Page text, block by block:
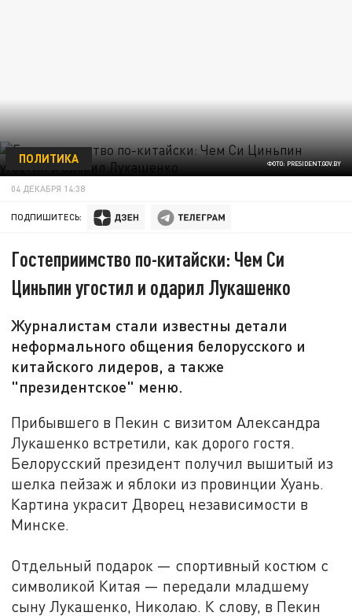
ФОТО: PRESIDENT.GOV.BY
ПОЛИТИКА
04 ДЕКАБРЯ 14:38
ПОДПИШИТЕСЬ:
Гостеприимство по-китайски: Чем Си
Циньпин угостил и одарил Лукашенко
Журналистам стали известны детали
неформального общения белорусского и
китайского лидеров, а также
"президентское" меню.
Прибывшего в Пекин с визитом Александра
Лукашенко встретили, как дорого гостя.
Белорусский президент получил вышитый из
шелка пейзаж и яблоки из провинции Хуань.
Картина украсит Дворец независимости в
Минске.
Отдельный подарок — спортивный костюм с
символикой Китая — передали младшему
сыну Лукашенко, Николаю. К слову, в Пекин